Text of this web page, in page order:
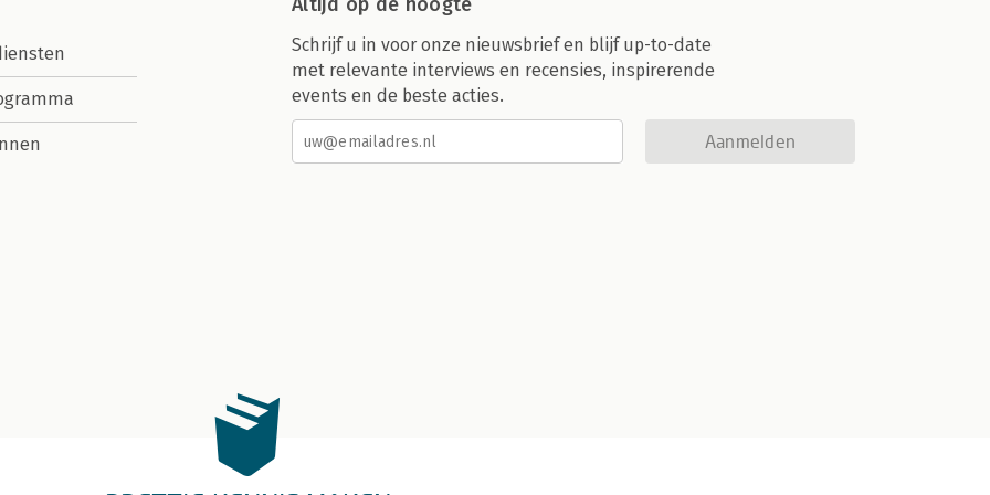
Schrijf u in voor onze nieuwsbrief en blijf up-to-date
met relevante interviews en recensies, inspirerende
events en de beste acties.
Aanmelden